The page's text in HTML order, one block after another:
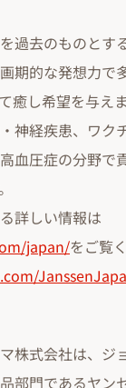
過去のものとす
期的な発想力で
癒し希望を与え
神経疾患、ワク
血圧症の分野で
詳しい情報は
japan/をご覧
株式会社は、ジ
部門であるヤン